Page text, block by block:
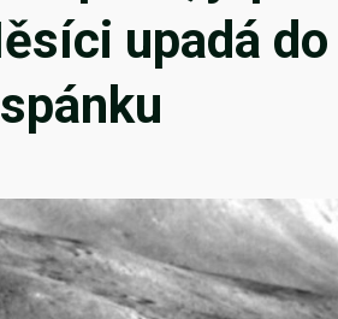
upadá